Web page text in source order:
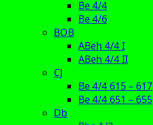
Be 4/4
Be 4/6
BOB
ABeh 4/4 I
ABeh 4/4 II
CJ
Be 4/4 615 – 617
Be 4/4 651 – 655
Db